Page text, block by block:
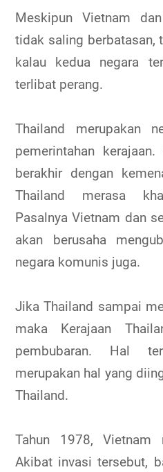
Meskipun Vietnam
tidak saling berbatasan,
kalau kedua negara
terlibat perang.
Thailand merupakan
pemerintahan
berakhir dengan
Thailand merasa
Pasalnya Vietnam dan
akan berusaha
negara komunis juga.
Jika Thailand sampai
maka Kerajaan
pembubaran. Hal
merupakan hal yang
Thailand.
Tahun 1978, Vietnam
Akibat invasi tersebut,